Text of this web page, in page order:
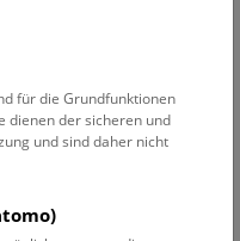
für die Grundfunktionen
dienen der sicheren und
und sind daher nicht